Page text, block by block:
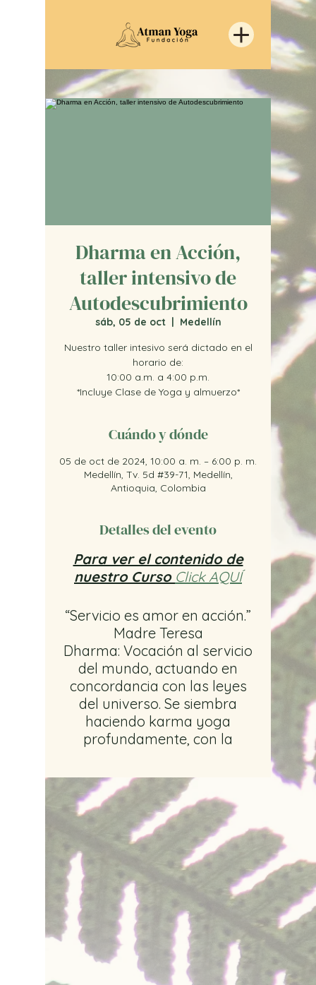
Dharma en Acción,
taller intensivo de
Autodescubrimiento
sáb, 05 de oct
  |
Medellín
Nuestro taller intesivo será dictado en el
horario de:
10:00 a.m. a 4:00 p.m.
*Incluye Clase de Yoga y almuerzo*
Cuándo y dónde
05 de oct de 2024, 10:00 a. m. – 6:00 p. m.
Medellín, Tv. 5d #39-71, Medellín,
Antioquia, Colombia
Detalles del evento
Para ver el contenido de
nuestro Curso Click AQUÍ
“Servicio es amor en acción.”
Madre Teresa
Dharma: Vocación al servicio
del mundo, actuando en
concordancia con las leyes
del universo. Se siembra
haciendo karma yoga
profundamente, con la
talento especial para ayudar
al mundo. ¿Ya conoces el
tuyo? ¿Has experimentado o
estás desarrollando tus
dones, hacia una plenitud
espiritual?.
De 10:00 a.m. a 4:00 p.m.
*Incluye Clase de yoga y
almuerzo vegetariano -
vegano*
¡Te esperamos!